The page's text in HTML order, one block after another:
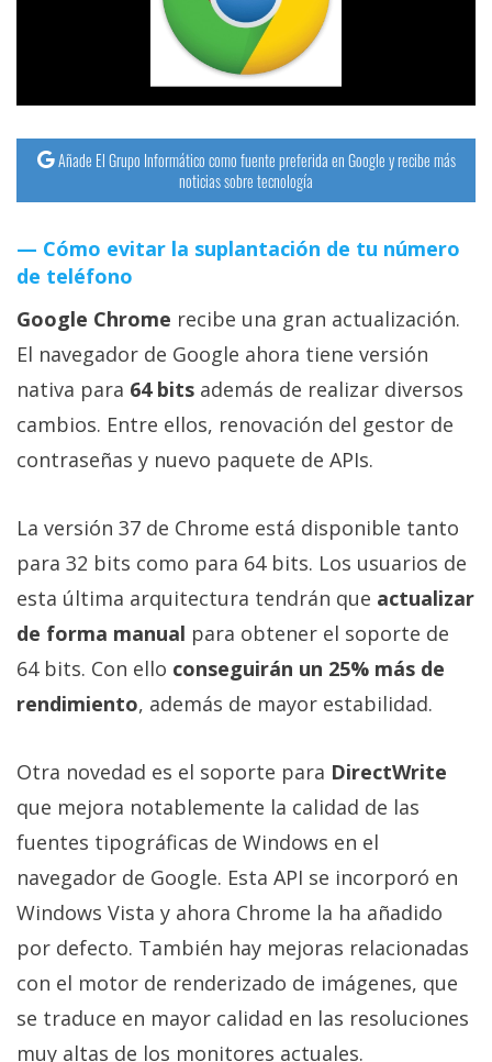
Trucos
Tutoriales
Ciberseguridad
Sistemas
operativos
Profesional
+
temas
Sorteos
Foros
Sobre
nosotros
/
Publicidad
/
Cambiar
opciones
de
/
Añade El Grupo Informático como fuente preferida en Google y recibe más
noticias sobre tecnología
Cómo evitar la suplantación de tu número
de teléfono
Google Chrome recibe una gran actualización.
El navegador de Google ahora tiene versión
nativa para 64 bits además de realizar diversos
cambios. Entre ellos, renovación del gestor de
contraseñas y nuevo paquete de APIs.
La versión 37 de Chrome está disponible tanto
para 32 bits como para 64 bits. Los usuarios de
esta última arquitectura tendrán que actualizar
de forma manual para obtener el soporte de
64 bits. Con ello conseguirán un 25% más de
rendimiento, además de mayor estabilidad.
Otra novedad es el soporte para DirectWrite
que mejora notablemente la calidad de las
fuentes tipográficas de Windows en el
navegador de Google. Esta API se incorporó en
Windows Vista y ahora Chrome la ha añadido
por defecto. También hay mejoras relacionadas
con el motor de renderizado de imágenes, que
se traduce en mayor calidad en las resoluciones
muy altas de los monitores actuales.